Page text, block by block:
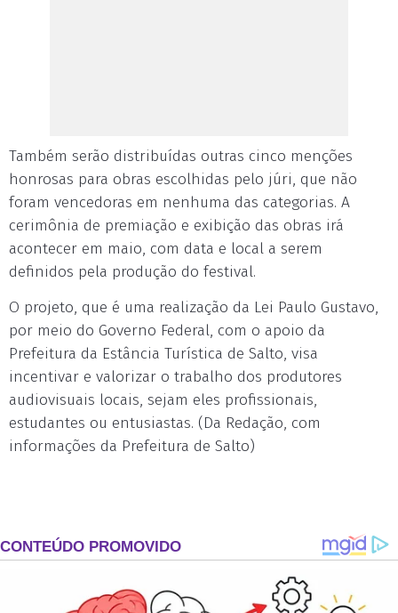
Também serão distribuídas outras cinco menções
honrosas para obras escolhidas pelo júri, que não
foram vencedoras em nenhuma das categorias. A
cerimônia de premiação e exibição das obras irá
acontecer em maio, com data e local a serem
definidos pela produção do festival.
O projeto, que é uma realização da Lei Paulo Gustavo,
por meio do Governo Federal, com o apoio da
Prefeitura da Estância Turística de Salto, visa
incentivar e valorizar o trabalho dos produtores
audiovisuais locais, sejam eles profissionais,
estudantes ou entusiastas. (Da Redação, com
informações da Prefeitura de Salto)